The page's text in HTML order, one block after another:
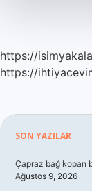
https://
https://
SON YAZILAR
Çapraz bağ kopan
Ağustos 9, 2026